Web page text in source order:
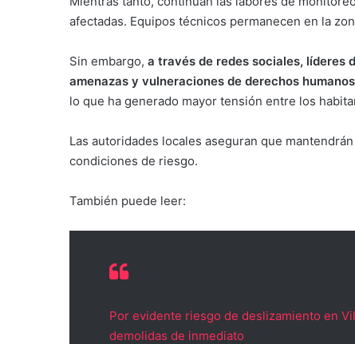
afectadas. Equipos técnicos permanecen en la
Sin embargo, a través de redes sociales, líderes
amenazas y vulneraciones de derechos humanos
lo que ha generado mayor tensión entre los
Las autoridades locales aseguran que
condiciones de riesgo.
También puede leer:
Por evidente riesgo de deslizamiento en
demolidas de inmediato